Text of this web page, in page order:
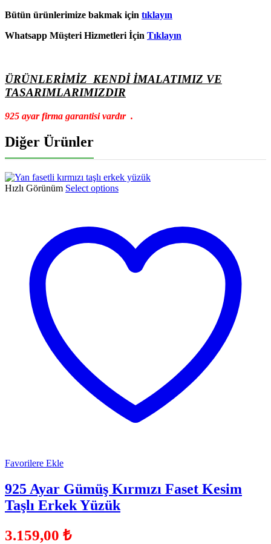
Bütün ürünlerimize bakmak için tıklayın
Whatsapp Müşteri Hizmetleri İçin Tıklayın
ÜRÜNLERİMİZ KENDİ İMALATIMIZ VE
TASARIMLARIMIZDIR
925 ayar firma garantisi vardır .
Diğer Ürünler
Hızlı Görünüm Select options
Favorilere Ekle
925 Ayar Gümüş Kırmızı Faset Kesim
Taşlı Erkek Yüzük
3.159,00 ₺